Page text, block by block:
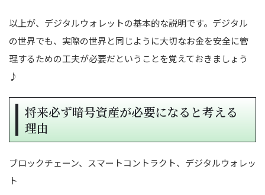
以上が、デジタルウォレットの基本的な説明です。デジタル
の世界でも、実際の世界と同じように大切なお金を安全に管
理するための工夫が必要だということを覚えておきましょう
♪
将来必ず暗号資産が必要になると考える
理由
ブロックチェーン、スマートコントラクト、デジタルウォレッ
ト